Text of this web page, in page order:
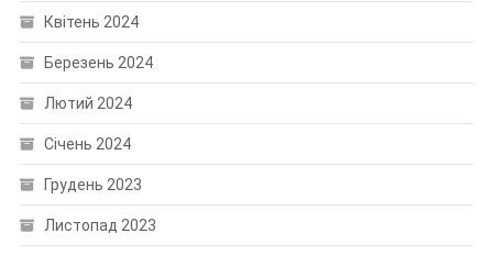
Квітень 2024
Березень 2024
Лютий 2024
Січень 2024
Грудень 2023
Листопад 2023